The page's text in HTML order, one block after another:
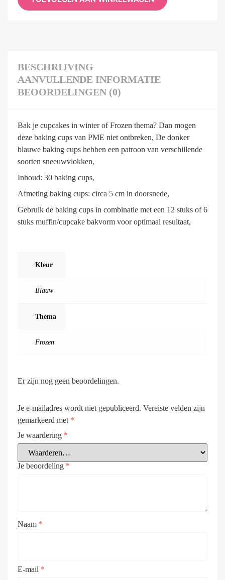
BESCHRIJVING
AANVULLENDE INFORMATIE
BEOORDELINGEN (0)
Bak je cupcakes in winter of Frozen thema? Dan mogen
deze baking cups van PME niet ontbreken, De donker
blauwe baking cups hebben een patroon van verschillende
soorten sneeuwvlokken,
Inhoud: 30 baking cups,
Afmeting baking cups: circa 5 cm in doorsnede,
Gebruik de baking cups in combinatie met een 12 stuks of 6
stuks muffin/cupcake bakvorm voor optimaal resultaat,
Kleur
Blauw
Thema
Frozen
Er zijn nog geen beoordelingen.
Je e-mailadres wordt niet gepubliceerd. Vereiste velden zijn
gemarkeerd met *
Je waardering *
Je beoordeling *
Naam *
E-mail *